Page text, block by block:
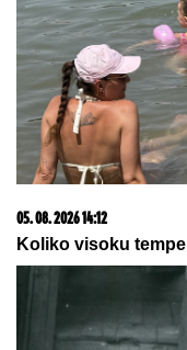
MALO ZNAPored
kaplje i od ovog
svakodnevno"
SA